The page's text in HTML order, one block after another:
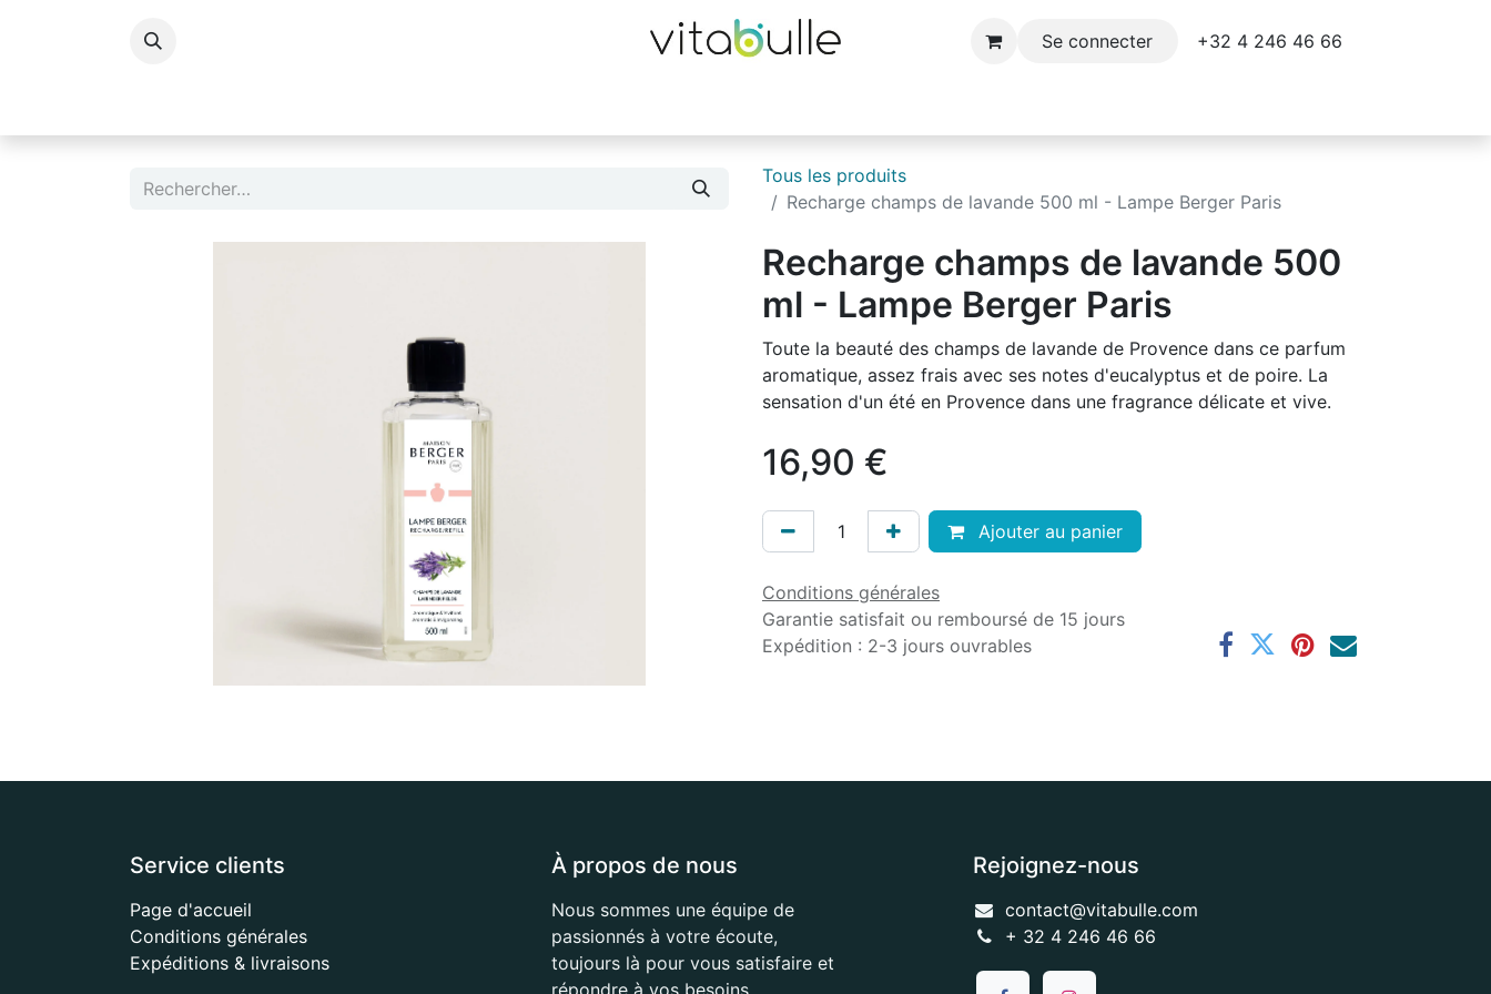
Se connecter +32 4 246 46 66​
Tous les produits
Recharge champs de lavande 500 ml - Lampe Berger Paris
Recharge champs de lavande 500
ml - Lampe Berger Paris
Toute la beauté des champs de lavande de Provence dans ce parfum
aromatique, assez frais avec ses notes d'eucalyptus et de poire. La
sensation d'un été en Provence dans une fragrance délicate et vive.
16,90 €
Ajouter au panier
Conditions générales
Garantie satisfait ou remboursé de 15 jours
Expédition : 2-3 jours ouvrables
Service clients
Page d'accueil
Conditions générales
Expéditions & livraisons
À propos de nous
Nous sommes une équipe de
passionnés à votre écoute,
toujours là pour vous satisfaire et
répondre à vos besoins.
Rejoignez-nous
contact@vitabulle.com
+ 32 4 246 46 66